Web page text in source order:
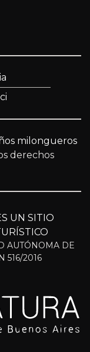
milongueros
derechos
UN SITIO
AUTÓNOMA DE
516/2016